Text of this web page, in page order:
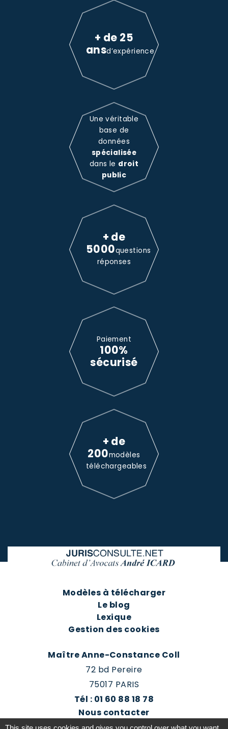
+ de 25
ansd’expérience
Une véritable
base de
données
spécialisée
dans le droit
public
+ de
5000questions
réponses
Paiement
100%
sécurisé
+ de
200modèles
téléchargeables
Modèles à télécharger
Le blog
Lexique
Gestion des cookies
Maître Anne-Constance Coll
72 bd Pereire
75017 PARIS
Tél : 01 60 88 18 78
Nous contacter
Prendre rendez-vous